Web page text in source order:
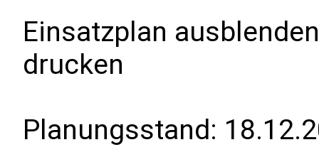
Einsatzplan
drucken
Planungsstand: